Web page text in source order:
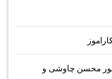
یاشار با حضور محسن چاوشی و